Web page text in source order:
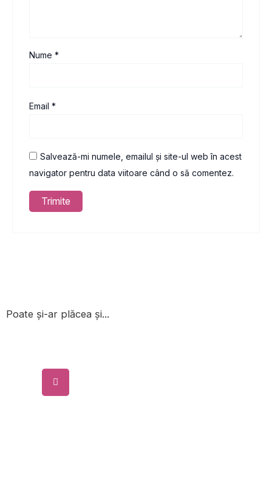
Nume*
Email*
Salvează-mi numele, emailul și site-ul web în acest
navigator pentru data viitoare când o să comentez.
Poate și-ar plăcea și...